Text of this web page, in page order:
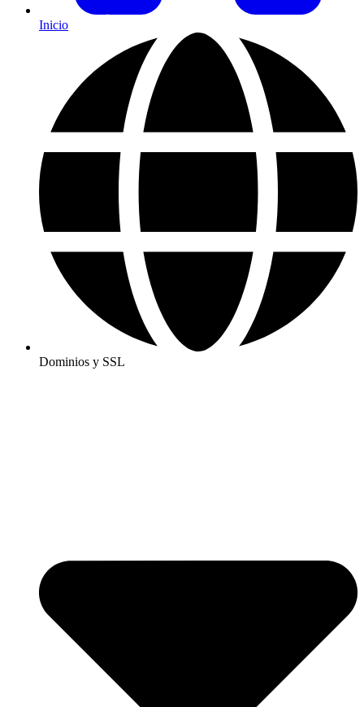
Inicio
Dominios y SSL